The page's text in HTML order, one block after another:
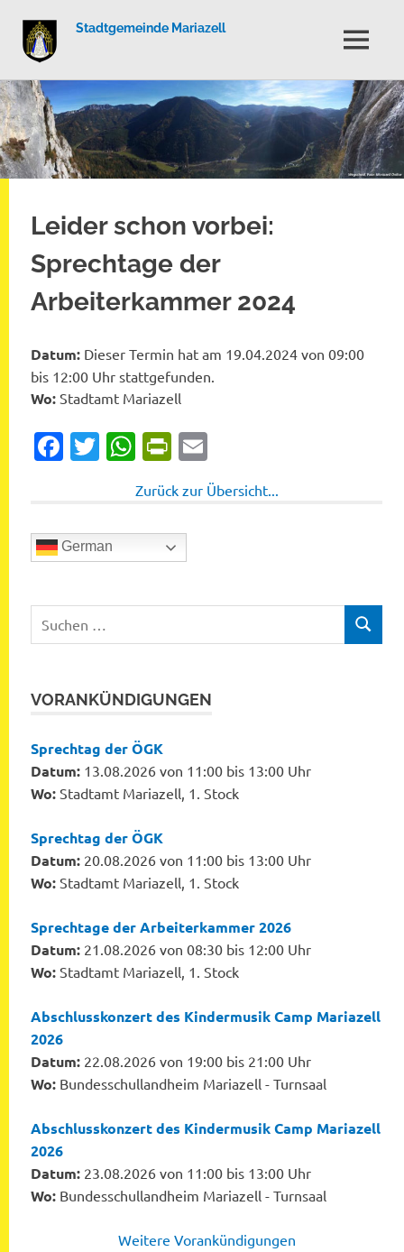
Zum
Inhalt
springen
Stadtgemeinde Mariazell
MENÜ
Leider schon vorbei:
Sprechtage der
Arbeiterkammer 2024
Datum: Dieser Termin hat am 19.04.2024 von 09:00
bis 12:00 Uhr stattgefunden.
Wo: Stadtamt Mariazell
Facebook
Twitter
WhatsApp
PrintFriendly
Zurück zur Übersicht...
German
nach:
SUCHEN
VORANKÜNDIGUNGEN
Sprechtag der ÖGK
Datum: 13.08.2026 von 11:00 bis 13:00 Uhr
Wo: Stadtamt Mariazell, 1. Stock
Sprechtag der ÖGK
Datum: 20.08.2026 von 11:00 bis 13:00 Uhr
Wo: Stadtamt Mariazell, 1. Stock
Sprechtage der Arbeiterkammer 2026
Datum: 21.08.2026 von 08:30 bis 12:00 Uhr
Wo: Stadtamt Mariazell, 1. Stock
Abschlusskonzert des Kindermusik Camp Mariazell
2026
Datum: 22.08.2026 von 19:00 bis 21:00 Uhr
Wo: Bundesschullandheim Mariazell - Turnsaal
Abschlusskonzert des Kindermusik Camp Mariazell
2026
Datum: 23.08.2026 von 11:00 bis 13:00 Uhr
Wo: Bundesschullandheim Mariazell - Turnsaal
Weitere Vorankündigungen